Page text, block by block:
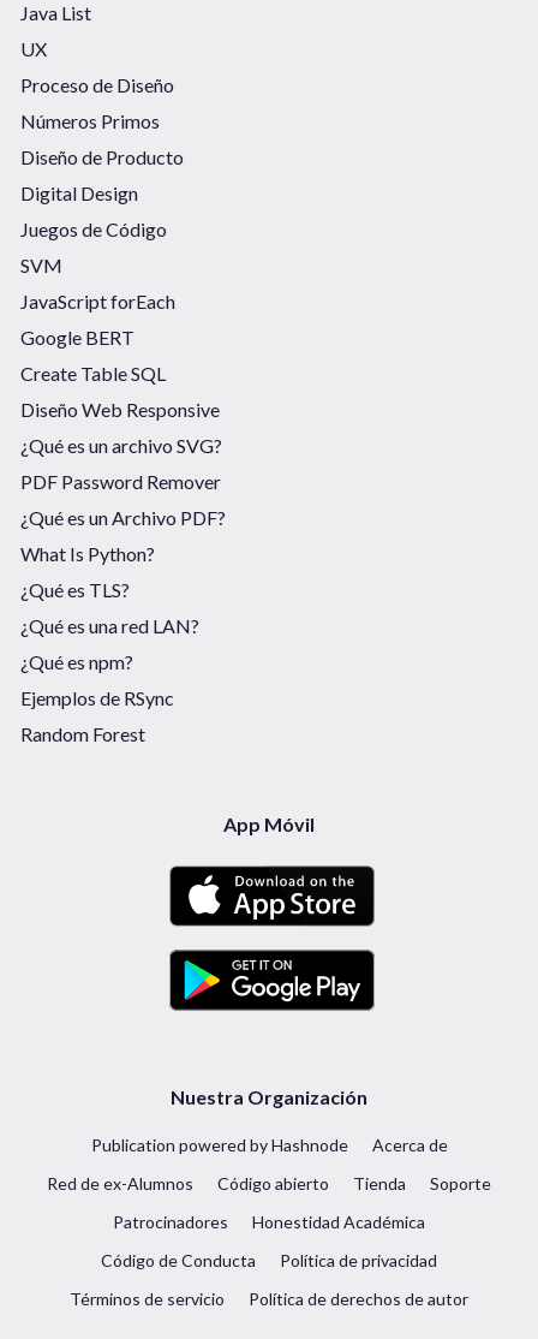
Java List
UX
Proceso de Diseño
Números Primos
Diseño de Producto
Digital Design
Juegos de Código
SVM
JavaScript forEach
Google BERT
Create Table SQL
Diseño Web Responsive
¿Qué es un archivo SVG?
PDF Password Remover
¿Qué es un Archivo PDF?
What Is Python?
¿Qué es TLS?
¿Qué es una red LAN?
¿Qué es npm?
Ejemplos de RSync
Random Forest
App Móvil
Nuestra Organización
Publication powered by Hashnode
Acerca de
Red de ex-Alumnos
Código abierto Tienda
Soporte
Patrocinadores
Honestidad Académica
Código de Conducta
Política de privacidad
Términos de servicio
Política de derechos de autor